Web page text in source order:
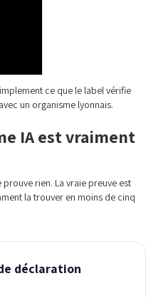
ce que le label vérifie
un organisme lyonnais.
IA est vraiment
rien. La vraie preuve est
la trouver en moins de cinq
déclaration